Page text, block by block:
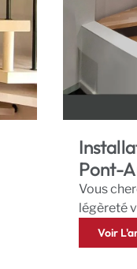
Pont-
Vous
légèreté
Voir